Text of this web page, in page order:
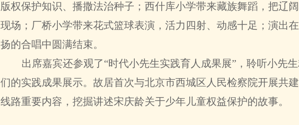
版权保护知识、播撒法治种子；西什库小学带来藏族舞蹈，把辽
现场；厂桥小学带来花式篮球表演，活力四射、动感十足；演出
扬的合唱中圆满结束。
出席嘉宾还参观了“时代小先生实践育人成果展”，聆听小先
们的实践成果展示。故居首次与北京市西城区人民检察院开展共
线路重要内容，挖掘讲述宋庆龄关于少年儿童权益保护的故事。